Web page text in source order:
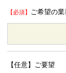
ご希望の
【任意】ご要望